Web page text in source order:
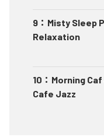
9 ： Misty Sleep
Relaxation
10 ： Morning
Cafe Jazz